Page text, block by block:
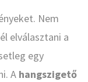
Nem
elválasztani a
egy
A hangszigető